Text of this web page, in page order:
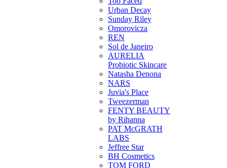
Urban Decay
Sunday Riley
Omorovicza
REN
Sol de Janeiro
AURELIA
Probiotic Skincare
Natasha Denona
NARS
Juvia's Place
Tweezerman
FENTY BEAUTY
by Rihanna
PAT McGRATH
LABS
Jeffree Star
BH Cosmetics
TOM FORD